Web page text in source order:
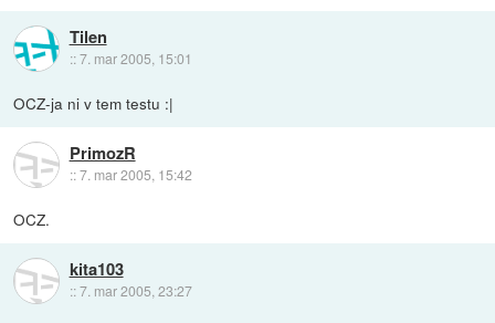
Tilen
::7. mar 2005, 15:01
OCZ-ja ni v tem testu :|
PrimozR
::7. mar 2005, 15:42
OCZ.
kita103
::7. mar 2005, 23:27